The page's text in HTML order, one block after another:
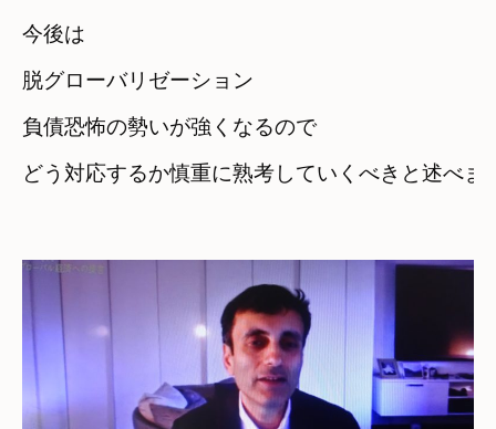
今後は
脱グローバリゼーション
負債恐怖の勢いが強くなるので
どう対応するか慎重に熟考していくべきと述べま